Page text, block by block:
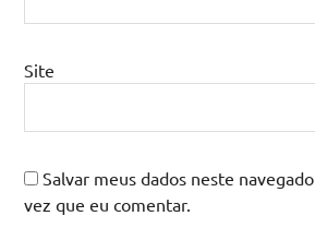
Site
Salvar meus dados neste
vez que eu comentar.